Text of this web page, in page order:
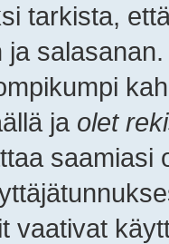
tarkista,
ja
ja olet
saamiasi
vaativat